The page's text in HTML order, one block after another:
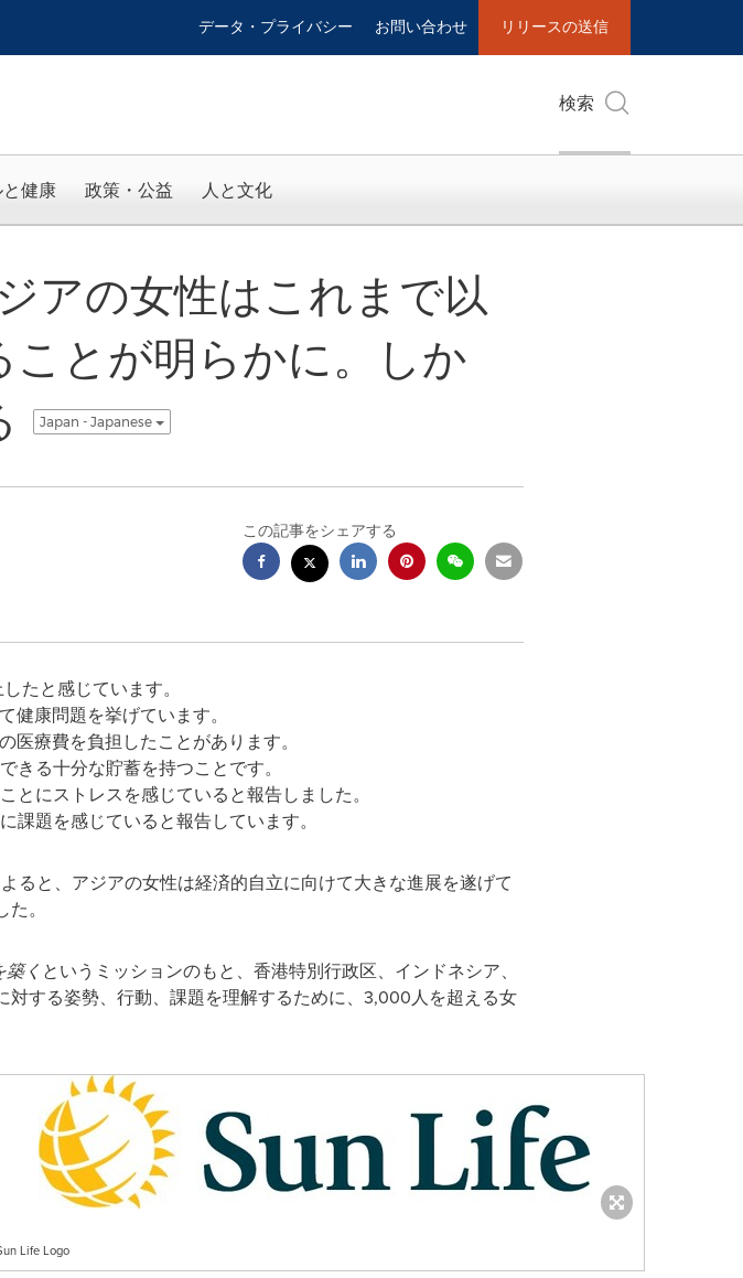
データ・プライバシー お問い合わせ リリースの送信
検索
健康 政策・公益 人と文化
アの女性はこれまで以
とが明らかに。しか
Japan - Japanese
この記事をシェアする
たと感じています。
康問題を挙げています。
療費を負担したことがあります。
きる十分な貯蓄を持つことです。
にストレスを感じていると報告しました。
題を感じていると報告しています。
ると、アジアの女性は経済的自立に向けて大きな進展を遂げて
。
く というミッションのもと、香港特別行政区、インドネシア、
する姿勢、行動、課題を理解するために、3,000人を超える女
Life Logo